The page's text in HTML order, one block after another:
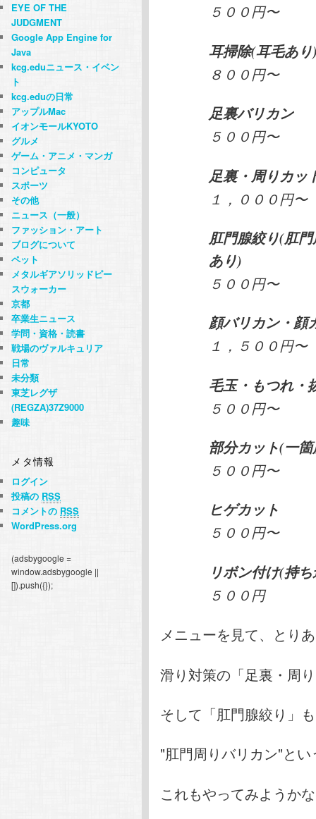
５００円〜
耳掃除(耳毛あ
８００円〜
足裏バリカン
５００円〜
足裏・周りカッ
１，０００円〜
肛門腺絞り(肛
あり)
５００円〜
顔バリカン・顔
１，５００円〜
毛玉・もつれ・
５００円〜
部分カット(一
５００円〜
ヒゲカット
５００円〜
リボン付け(持
５００円
メニューを見て、とり
滑り対策の「足裏・周
そして「肛門腺絞り」
"肛門周りバリカン"と
これもやってみようか
EYE OF THE
JUDGMENT
Google App Engine for
Java
kcg.eduニュース・イベン
ト
kcg.eduの日常
アップルMac
イオンモールKYOTO
グルメ
ゲーム・アニメ・マンガ
コンピュータ
スポーツ
その他
ニュース（一般）
ファッション・アート
ブログについて
ペット
メタルギアソリッドピー
スウォーカー
京都
卒業生ニュース
学問・資格・読書
戦場のヴァルキュリア
日常
未分類
東芝レグザ
(REGZA)37Z9000
趣味
メタ情報
ログイン
投稿の RSS
コメントの RSS
WordPress.org
(adsbygoogle =
window.adsbygoogle ||
[]).push({});